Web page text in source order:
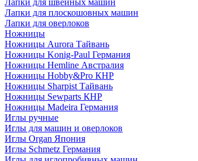
Лапки для швейных машин
Лапки для плоскошовных машин
Лапки для оверлоков
Ножницы
Ножницы Aurora Тайвань
Ножницы Konig-Paul Германия
Ножницы Hemline Австралия
Ножницы Hobby&Pro КНР
Ножницы Sharpist Тайвань
Ножницы Sewparts КНР
Ножницы Madeira Германия
Иглы ручные
Иглы для машин и оверлоков
Иглы Organ Япония
Иглы Schmetz Германия